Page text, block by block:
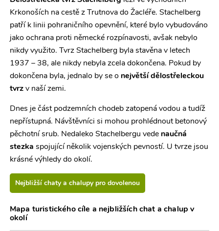
Krkonoších na cestě z Trutnova do Žacléře. Stachelberg
patří k linii pohraničního opevnění, které bylo vybudováno
jako ochrana proti německé rozpínavosti, avšak nebylo
nikdy využito. Tvrz Stachelberg byla stavěna v letech
1937 – 38, ale nikdy nebyla zcela dokončena. Pokud by
dokončena byla, jednalo by se o největší dělostřeleckou
tvrz v naší zemi.
Dnes je část podzemních chodeb zatopená vodou a tudíž
nepřístupná. Návštěvníci si mohou prohlédnout betonový
pěchotní srub. Nedaleko Stachelbergu vede naučná
stezka spojující několik vojenských pevností. U tvrze jsou
krásné výhledy do okolí.
Nejbližší chaty a chalupy pro dovolenou
Mapa turistického cíle a nejbližších chat a chalup v
okolí